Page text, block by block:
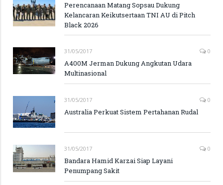
Perencanaan Matang Sopsau Dukung
Kelancaran Keikutsertaan TNI AU di Pitch
Black 2026
31/05/2017 0
A400M Jerman Dukung Angkutan Udara
Multinasional
31/05/2017 0
Australia Perkuat Sistem Pertahanan Rudal
31/05/2017 0
Bandara Hamid Karzai Siap Layani
Penumpang Sakit